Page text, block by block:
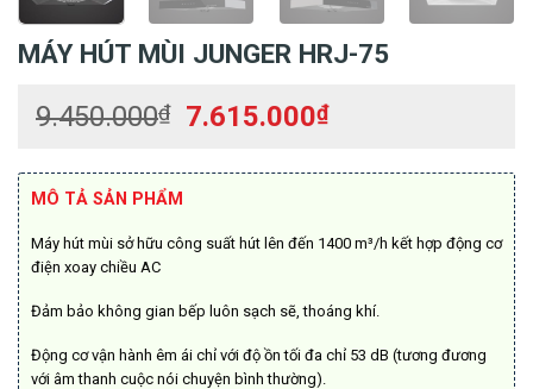
MÁY HÚT MÙI JUNGER HRJ-75
9.450.000₫
Giá
là:
7.615.000₫Giá
tại
7.615.000₫.
MÔ TẢ SẢN PHẨM
Máy hút mùi sở hữu công suất hút lên đến 1400 m³/h kết hợp động cơ
điện xoay chiều AC
Đảm bảo không gian bếp luôn sạch sẽ, thoáng khí.
Động cơ vận hành êm ái chỉ với độ ồn tối đa chỉ 53 dB (tương đương
với âm thanh cuộc nói chuyện bình thường).